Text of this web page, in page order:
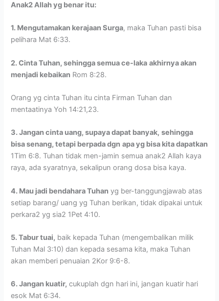
Anak2 Allah yg benar itu:
1. Mengutamakan kerajaan Surga, maka Tuhan pasti bisa
pelihara Mat 6:33.
2. Cinta Tuhan, sehingga semua ce-laka akhirnya akan
menjadi kebaikan Rom 8:28.
Orang yg cinta Tuhan itu cinta Firman Tuhan dan
mentaatinya Yoh 14:21,23.
3. Jangan cinta uang, supaya dapat banyak, sehingga
bisa senang, tetapi berpada dgn apa yg bisa kita dapatkan
1Tim 6:8. Tuhan tidak men-jamin semua anak2 Allah kaya
raya, ada syaratnya, sekalipun orang dosa bisa kaya.
4. Mau jadi bendahara Tuhan yg ber-tanggungjawab atas
setiap barang/ uang yg Tuhan berikan, tidak dipakai untuk
perkara2 yg sia2 1Pet 4:10.
5. Tabur tuai, baik kepada Tuhan (mengembalikan milik
Tuhan Mal 3:10) dan kepada sesama kita, maka Tuhan
akan memberi penuaian 2Kor 9:6-8.
6. Jangan kuatir, cukuplah dgn hari ini, jangan kuatir hari
esok Mat 6:34.